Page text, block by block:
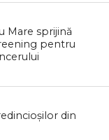
Mare sprijină
pentru
din